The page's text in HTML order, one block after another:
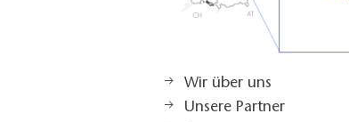
Wir über uns
Unsere Partner